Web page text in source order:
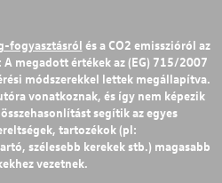
fogyasztásról és a CO2 emisszióról az
megadott értékek az (EG) 715/2007
módszerekkel lettek megállapítva.
vonatkoznak, és így nem képezik
segítik az egyes
tartozékok (pl:
szélesebb kerekek stb.) magasabb
vezetnek.